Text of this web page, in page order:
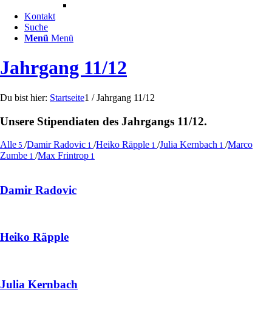
Kontakt
Suche
Menü Menü
Jahrgang 11/12
Du bist hier: Startseite1 / Jahrgang 11/12
Unsere Stipendiaten des Jahrgangs 11/12.
Alle 5 /Damir Radovic 1 /Heiko Räpple 1 /Julia Kernbach 1 /Marco
Zumbe 1 /Max Frintrop 1
Damir Radovic
Heiko Räpple
Julia Kernbach